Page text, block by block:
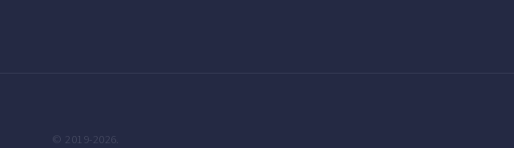
© 2019-2026.